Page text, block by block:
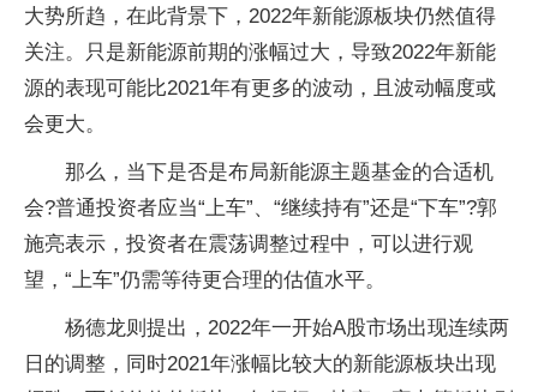
大势所趋，在此背景下，2022年新能源板块仍然值得
关注。只是新能源前期的涨幅过大，导致2022年新能
源的表现可能比2021年有更多的波动，且波动幅度或
会更大。
那么，当下是否是布局新能源主题基金的合适机
会?普通投资者应当“上车”、“继续持有”还是“下车”?郭
施亮表示，投资者在震荡调整过程中，可以进行观
望，“上车”仍需等待更合理的估值水平。
杨德龙则提出，2022年一开始A股市场出现连续两
日的调整，同时2021年涨幅比较大的新能源板块出现